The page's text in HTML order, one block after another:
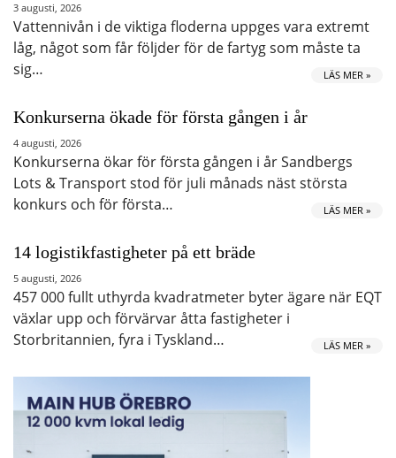
3 augusti, 2026
Vattennivån i de viktiga floderna uppges vara extremt
låg, något som får följder för de fartyg som måste ta
sig…
LÄS MER »
Konkurserna ökade för första gången i år
4 augusti, 2026
Konkurserna ökar för första gången i år Sandbergs
Lots & Transport stod för juli månads näst största
konkurs och för första…
LÄS MER »
14 logistikfastigheter på ett bräde
5 augusti, 2026
457 000 fullt uthyrda kvadratmeter byter ägare när EQT
växlar upp och förvärvar åtta fastigheter i
Storbritannien, fyra i Tyskland…
LÄS MER »